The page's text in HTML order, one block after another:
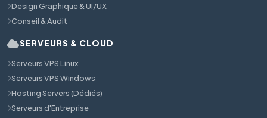
Design Graphique & UI/UX
Conseil & Audit
SERVEURS & CLOUD
Serveurs VPS Linux
Serveurs VPS Windows
Hosting Servers (Dédiés)
Serveurs d'Entreprise